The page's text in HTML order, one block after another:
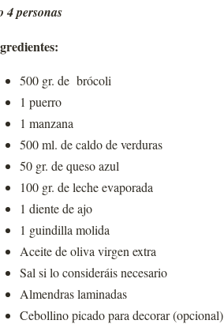
4 personas
500 gr. de brócoli
1 puerro
1 manzana
500 ml. de caldo de verduras
50 gr. de queso azul
100 gr. de leche evaporada
1 diente de ajo
1 guindilla molida
Aceite de oliva virgen extra
Sal si lo consideráis necesario
Almendras laminadas
Cebollino picado para decorar (opcional)